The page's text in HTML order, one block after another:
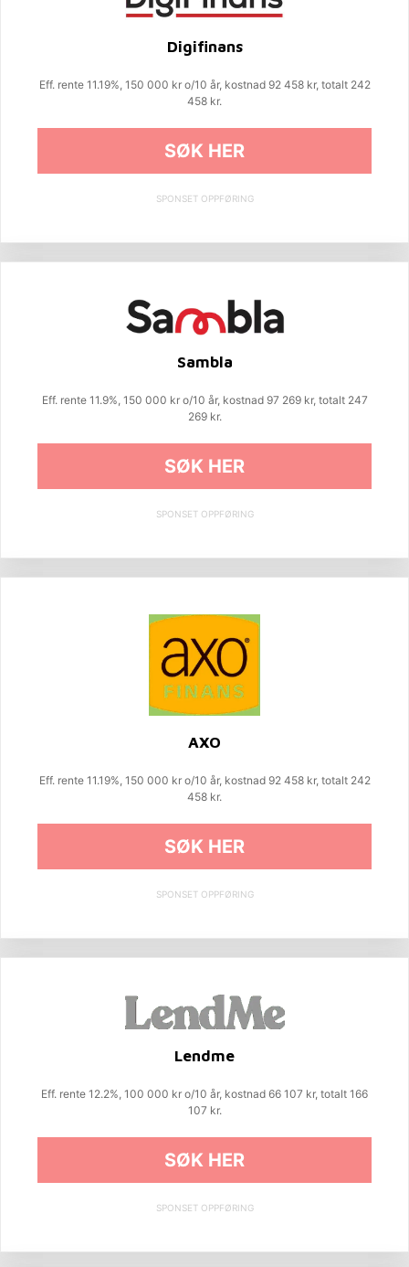
Digifinans
Eff. rente 11.19%, 150 000 kr o/10 år, kostnad 92 458 kr, totalt 242
458 kr.
SØK HER
SPONSET OPPFØRING
Sambla
Eff. rente 11.9%, 150 000 kr o/10 år, kostnad 97 269 kr, totalt 247
269 kr.
SØK HER
SPONSET OPPFØRING
AXO
Eff. rente 11.19%, 150 000 kr o/10 år, kostnad 92 458 kr, totalt 242
458 kr.
SØK HER
SPONSET OPPFØRING
Lendme
Eff. rente 12.2%, 100 000 kr o/10 år, kostnad 66 107 kr, totalt 166
107 kr.
SØK HER
SPONSET OPPFØRING